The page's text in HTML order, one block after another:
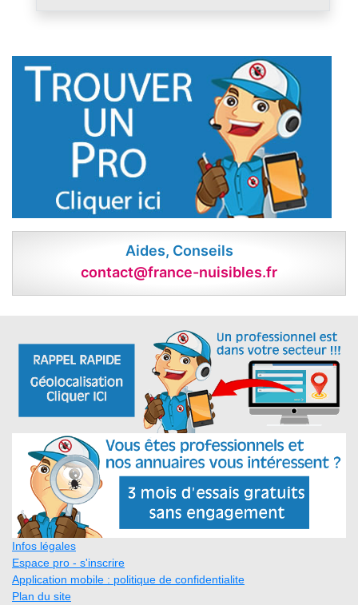
Aides, Conseils
contact@france-nuisibles.fr
Infos légales
Espace pro - s'inscrire
Application mobile : politique de confidentialite
Plan du site